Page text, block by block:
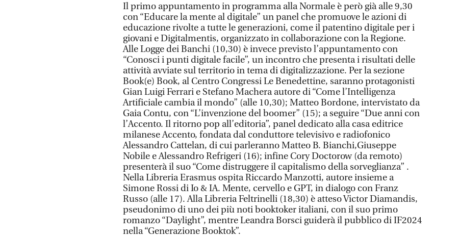
Il primo appuntamento in programma alla Normale è però già alle 9,30
con “Educare la mente al digitale” un panel che promuove le azioni di
educazione rivolte a tutte le generazioni, come il patentino digitale per i
giovani e Digitalmentis, organizzato in collaborazione con la Regione.
Alle Logge dei Banchi (10,30) è invece previsto l’appuntamento con
“Conosci i punti digitale facile”, un incontro che presenta i risultati delle
attività avviate sul territorio in tema di digitalizzazione. Per la sezione
Book(e) Book, al Centro Congressi Le Benedettine, saranno protagonisti
Gian Luigi Ferrari e Stefano Machera autore di “Come l’Intelligenza
Artificiale cambia il mondo” (alle 10,30); Matteo Bordone, intervistato da
Gaia Contu, con “L’invenzione del boomer” (15); a seguire “Due anni con
l’Accento. Il ritorno pop all’editoria”, panel dedicato alla casa editrice
milanese Accento, fondata dal conduttore televisivo e radiofonico
Alessandro Cattelan, di cui parleranno Matteo B. Bianchi,Giuseppe
Nobile e Alessandro Refrigeri (16); infine Cory Doctorow (da remoto)
presenterà il suo “Come distruggere il capitalismo della sorveglianza” .
Nella Libreria Erasmus ospita Riccardo Manzotti, autore insieme a
Simone Rossi di Io & IA. Mente, cervello e GPT, in dialogo con Franz
Russo (alle 17). Alla Libreria Feltrinelli (18,30) è atteso Victor Diamandis,
pseudonimo di uno dei più noti booktoker italiani, con il suo primo
romanzo “Daylight”, mentre Leandra Borsci guiderà il pubblico di IF2024
nella “Generazione Booktok”.